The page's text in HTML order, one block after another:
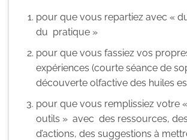
pour que vous repartiez avec «
du pratique »
pour que vous fassiez vos
expériences (courte séance de
découverte olfactive des huiles
pour que vous remplissiez votre
outils » avec des ressources,
d’actions, des suggestions à